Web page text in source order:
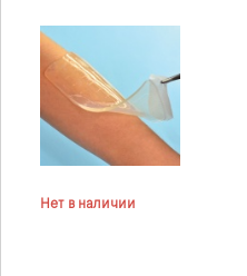
Нет в наличии